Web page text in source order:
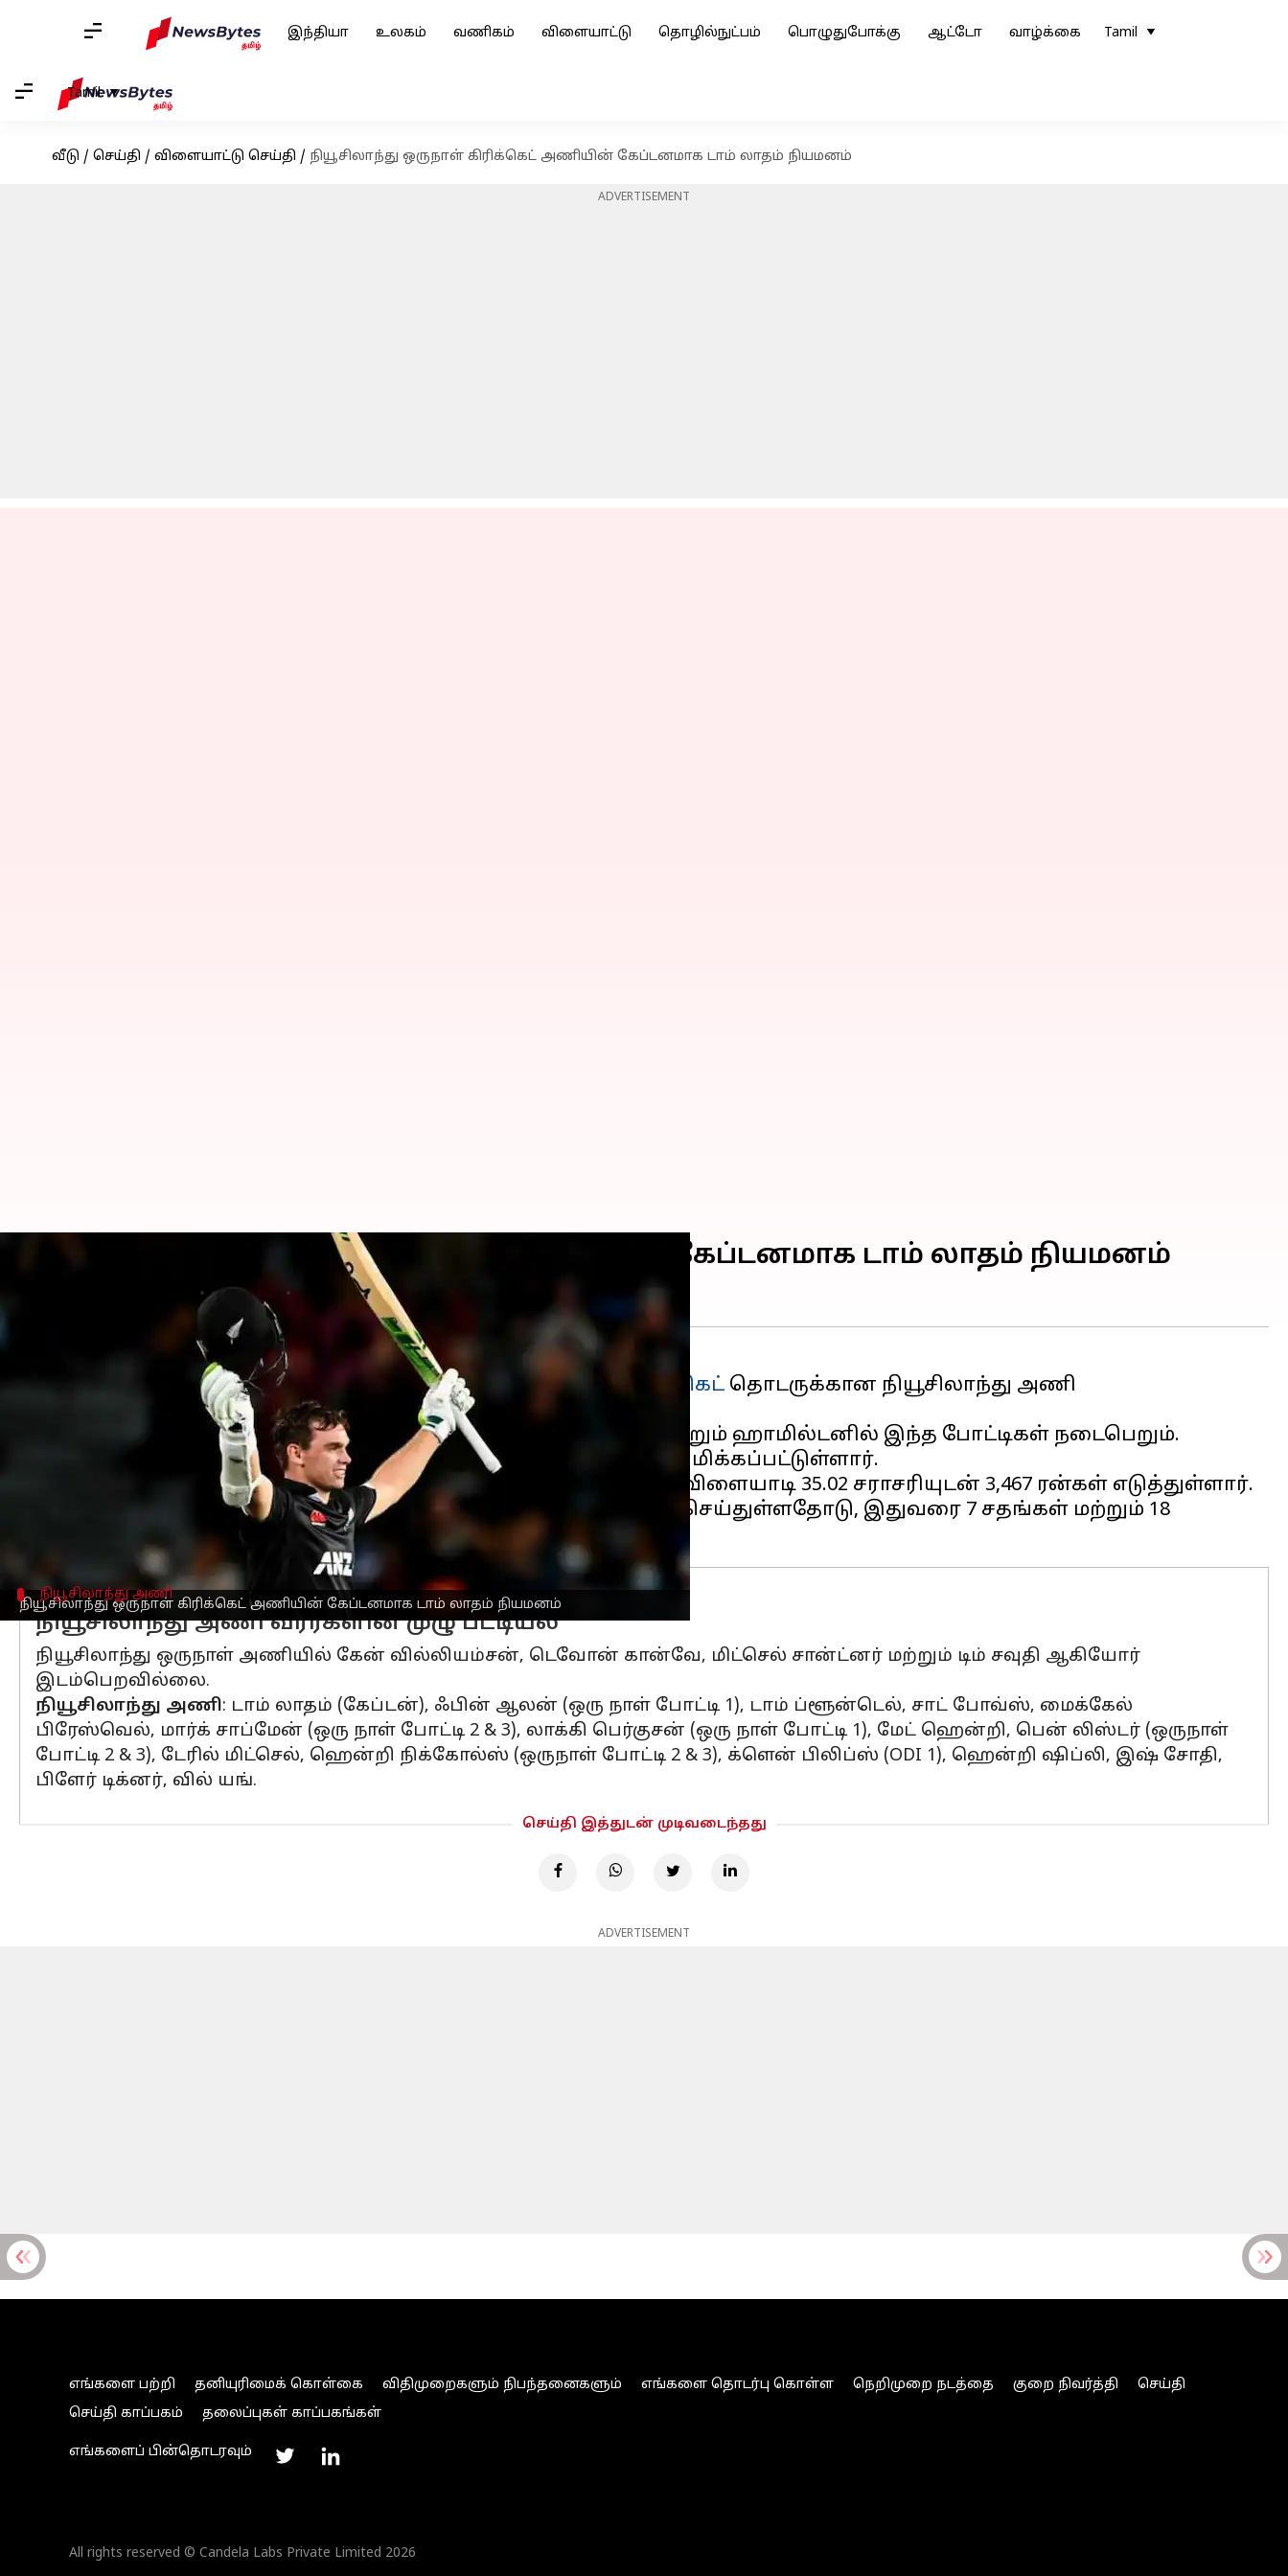
இந்தியா உலகம் வணிகம் விளையாட்டு தொழில்நுட்பம் பொழுதுபோக்கு ஆட்டோ வாழ்க்கை Tamil
Tamil
வீடு / செய்தி / விளையாட்டு செய்தி / நியூசிலாந்து ஒருநாள் கிரிக்கெட் அணியின் கேப்டனமாக டாம் லாதம் நியமனம்
ADVERTISEMENT
நியூசிலாந்து ஒருநாள் கிரிக்கெட் அணியின் கேப்டனமாக டாம் லாதம் நியமனம்
நியூசிலாந்து ஒருநாள் கிரிக்கெட் அணியின் கேப்டனமாக டாம் லாதம் நியமனம்
Mar 14, 2023
இலங்கைக்கு எதிரான மூன்று போட்டிகள் கொண்ட ஒருநாள் கிரிக்கெட் தொடருக்கான நியூசிலாந்து அணி
அறிவிக்கப்பட்டுள்ளது.
மார்ச் 25 முதல் 31 வரை நியூசிலாந்தின் ஆக்லாந்து, கிறிஸ்ட்சர்ச் மற்றும் ஹாமில்டனில் இந்த போட்டிகள் நடைபெறும்.
மேலும் நியூசிலாந்து ஒருநாள் அணிக்கு டாம் லாதம் கேப்டனாக நியமிக்கப்பட்டுள்ளார்.
தனது ஒருநாள் கிரிக்கெட் வாழ்க்கையில், லாதம் 123 போட்டிகளில் விளையாடி 35.02 சராசரியுடன் 3,467 ரன்கள் எடுத்துள்ளார்.
டாம் லாதம் அதிகபட்சமாக ஒரு இன்னிங்சில் 145 ரன்களைப் பதிவு செய்துள்ளதோடு, இதுவரை 7 சதங்கள் மற்றும் 18
நியூசிலாந்து அணி
நியூசிலாந்து அணி வீரர்களின் முழு பட்டியல்
நியூசிலாந்து ஒருநாள் அணியில் கேன் வில்லியம்சன், டெவோன் கான்வே, மிட்செல் சான்ட்னர் மற்றும் டிம் சவுதி ஆகியோர்
இடம்பெறவில்லை.
நியூசிலாந்து அணி: டாம் லாதம் (கேப்டன்), ஃபின் ஆலன் (ஒரு நாள் போட்டி 1), டாம் ப்ளூன்டெல், சாட் போவ்ஸ், மைக்கேல்
பிரேஸ்வெல், மார்க் சாப்மேன் (ஒரு நாள் போட்டி 2 & 3), லாக்கி பெர்குசன் (ஒரு நாள் போட்டி 1), மேட் ஹென்றி, பென் லிஸ்டர் (ஒருநாள்
போட்டி 2 & 3), டேரில் மிட்செல், ஹென்றி நிக்கோல்ஸ் (ஒருநாள் போட்டி 2 & 3), க்ளென் பிலிப்ஸ் (ODI 1), ஹென்றி ஷிப்லி, இஷ் சோதி,
பிளேர் டிக்னர், வில் யங்.
செய்தி இத்துடன் முடிவடைந்தது
ADVERTISEMENT
எங்களை பற்றி தனியுரிமைக் கொள்கை விதிமுறைகளும் நிபந்தனைகளும் எங்களை தொடர்பு கொள்ள நெறிமுறை நடத்தை குறை நிவர்த்தி
செய்தி
செய்தி காப்பகம்
தலைப்புகள் காப்பகங்கள்
எங்களைப் பின்தொடரவும்
All rights reserved © Candela Labs Private Limited 2026